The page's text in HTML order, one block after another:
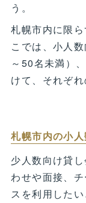
う。
札幌市内に限
こでは、小人
～50名未満）
けて、それぞ
札幌市内の小
少人数向け貸
わせや面接、
スを利用したい